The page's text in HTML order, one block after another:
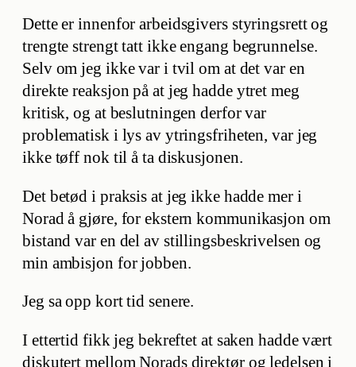
Dette er innenfor arbeidsgivers styringsrett og
trengte strengt tatt ikke engang begrunnelse.
Selv om jeg ikke var i tvil om at det var en
direkte reaksjon på at jeg hadde ytret meg
kritisk, og at beslutningen derfor var
problematisk i lys av ytringsfriheten, var jeg
ikke tøff nok til å ta diskusjonen.
Det betød i praksis at jeg ikke hadde mer i
Norad å gjøre, for ekstern kommunikasjon om
bistand var en del av stillingsbeskrivelsen og
min ambisjon for jobben.
Jeg sa opp kort tid senere.
I ettertid fikk jeg bekreftet at saken hadde vært
diskutert mellom Norads direktør og ledelsen i